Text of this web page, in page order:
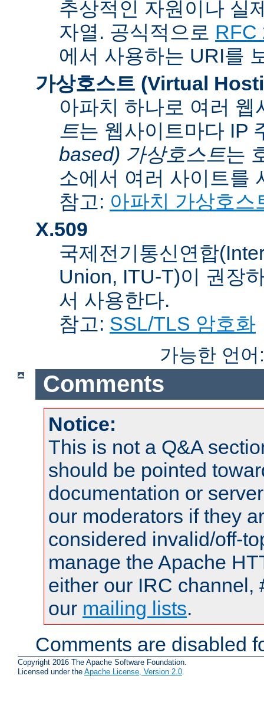
추상적인 자원이나 실
자열. 공식적으로 RFC
에서 사용하는 URI를
가상호스트 (Virtual
아파치 하나로 여러
트는 웹사이트마다 IP
based) 가상호스트는
소에서 여러 사이트를
참고: 아파치 가상호스
X.509
국제전기통신연합
Union, ITU-T)이 권장
서 사용한다.
참고: SSL/TLS 암호화
가능한 언
Comments
Notice:
This is not a Q&A
should be pointed
documentation or
our moderators if they
considered invalid/off-
manage the Apache
either our IRC channel,
our mailing lists.
Comments are disabled
Copyright 2016 The Apache Software Foundation.
Licensed under the Apache License, Version 2.0.